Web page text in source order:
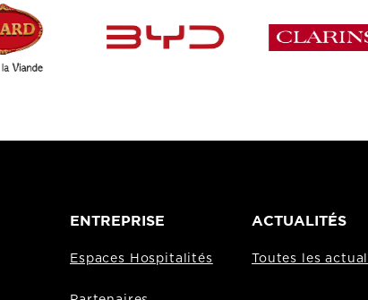
ENTREPRISE
Espaces Hospitalités
ACTUALITÉS
Toutes les